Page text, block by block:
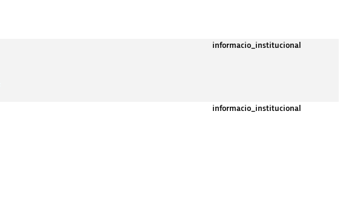
informacio_institucional
informacio_institucional